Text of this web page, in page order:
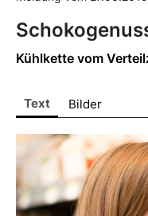
Kühlkette vom
Text Bilder